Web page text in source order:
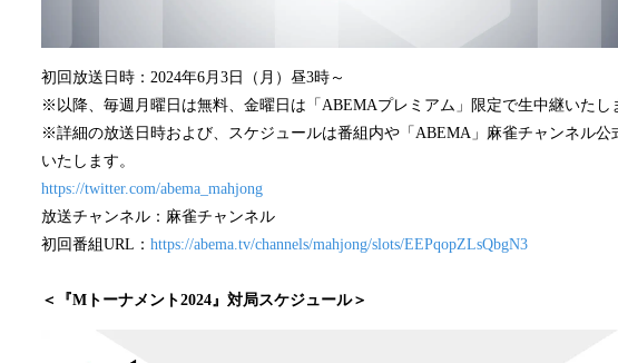
初回放送日時：2024年6月3日（月）昼3時～
※以降、毎週月曜日は無料、金曜日は「ABEMAプレミアム」限定で生中継いたし
※詳細の放送日時および、スケジュールは番組内や「ABEMA」麻雀チャンネル公
いたします。
https://twitter.com/abema_mahjong
放送チャンネル：麻雀チャンネル
初回番組URL： https://abema.tv/channels/mahjong/slots/EEPqopZLsQbgN3
＜『Mトーナメント2024』対局スケジュール＞